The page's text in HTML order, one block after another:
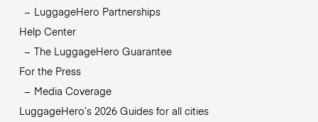
LuggageHero Partnerships
Help Center
The LuggageHero Guarantee
For the Press
Media Coverage
LuggageHero’s 2026 Guides for all cities